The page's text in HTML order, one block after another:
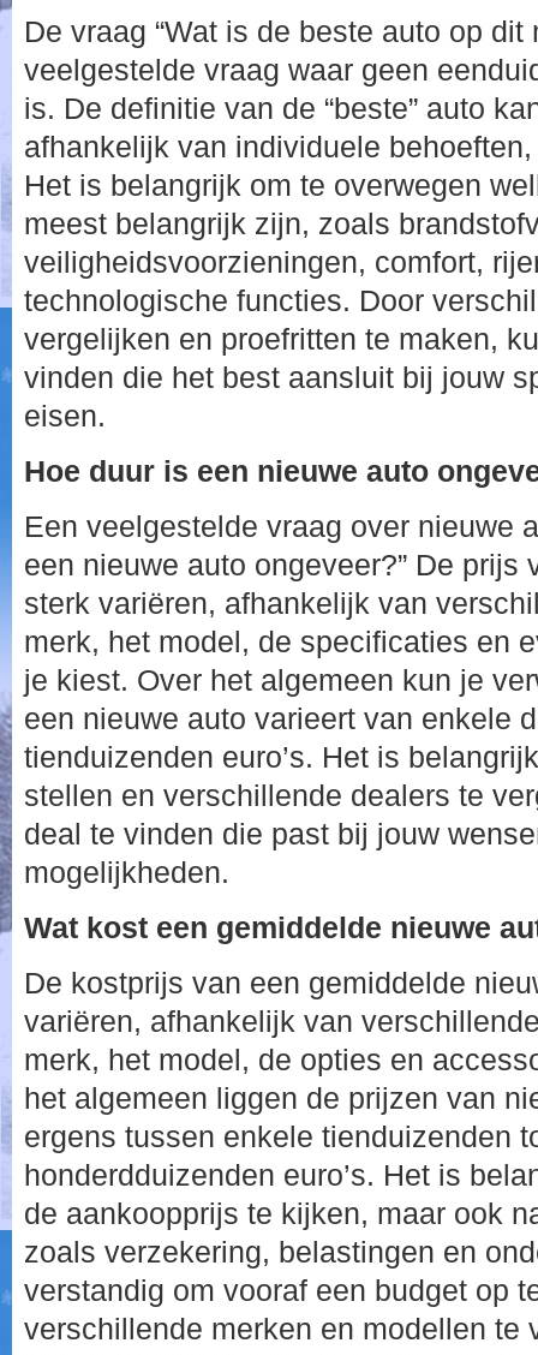
De vraag “Wat is de beste auto op dit
veelgestelde vraag waar geen
is. De definitie van de “beste” auto
afhankelijk van individuele
Het is belangrijk om te overwegen
meest belangrijk zijn, zoals
veiligheidsvoorzieningen, comfort,
technologische functies. Door
vergelijken en proefritten te maken,
vinden die het best aansluit bij jouw
eisen.
Hoe duur is een nieuwe auto
Een veelgestelde vraag over nieuwe
een nieuwe auto ongeveer?” De prijs
sterk variëren, afhankelijk van
merk, het model, de specificaties en
je kiest. Over het algemeen kun je
een nieuwe auto varieert van enkele
tienduizenden euro’s. Het is
stellen en verschillende dealers te
deal te vinden die past bij jouw
mogelijkheden.
Wat kost een gemiddelde nieuwe
De kostprijs van een gemiddelde
variëren, afhankelijk van
merk, het model, de opties en
het algemeen liggen de prijzen van
ergens tussen enkele tienduizenden
honderdduizenden euro’s. Het is
de aankoopprijs te kijken, maar ook
zoals verzekering, belastingen en
verstandig om vooraf een budget op
verschillende merken en modellen te